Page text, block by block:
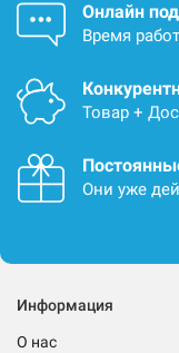
Онлайн
Время
Товар +
Они уже
Информация
О нас